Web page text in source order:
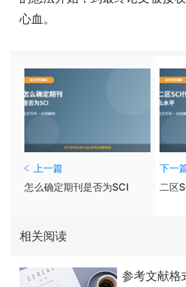
心血。
上一篇
怎么确定期刊是否为SCI
下一
二区
相关阅读
参考文献格